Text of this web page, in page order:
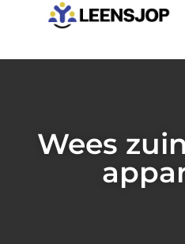
Wees